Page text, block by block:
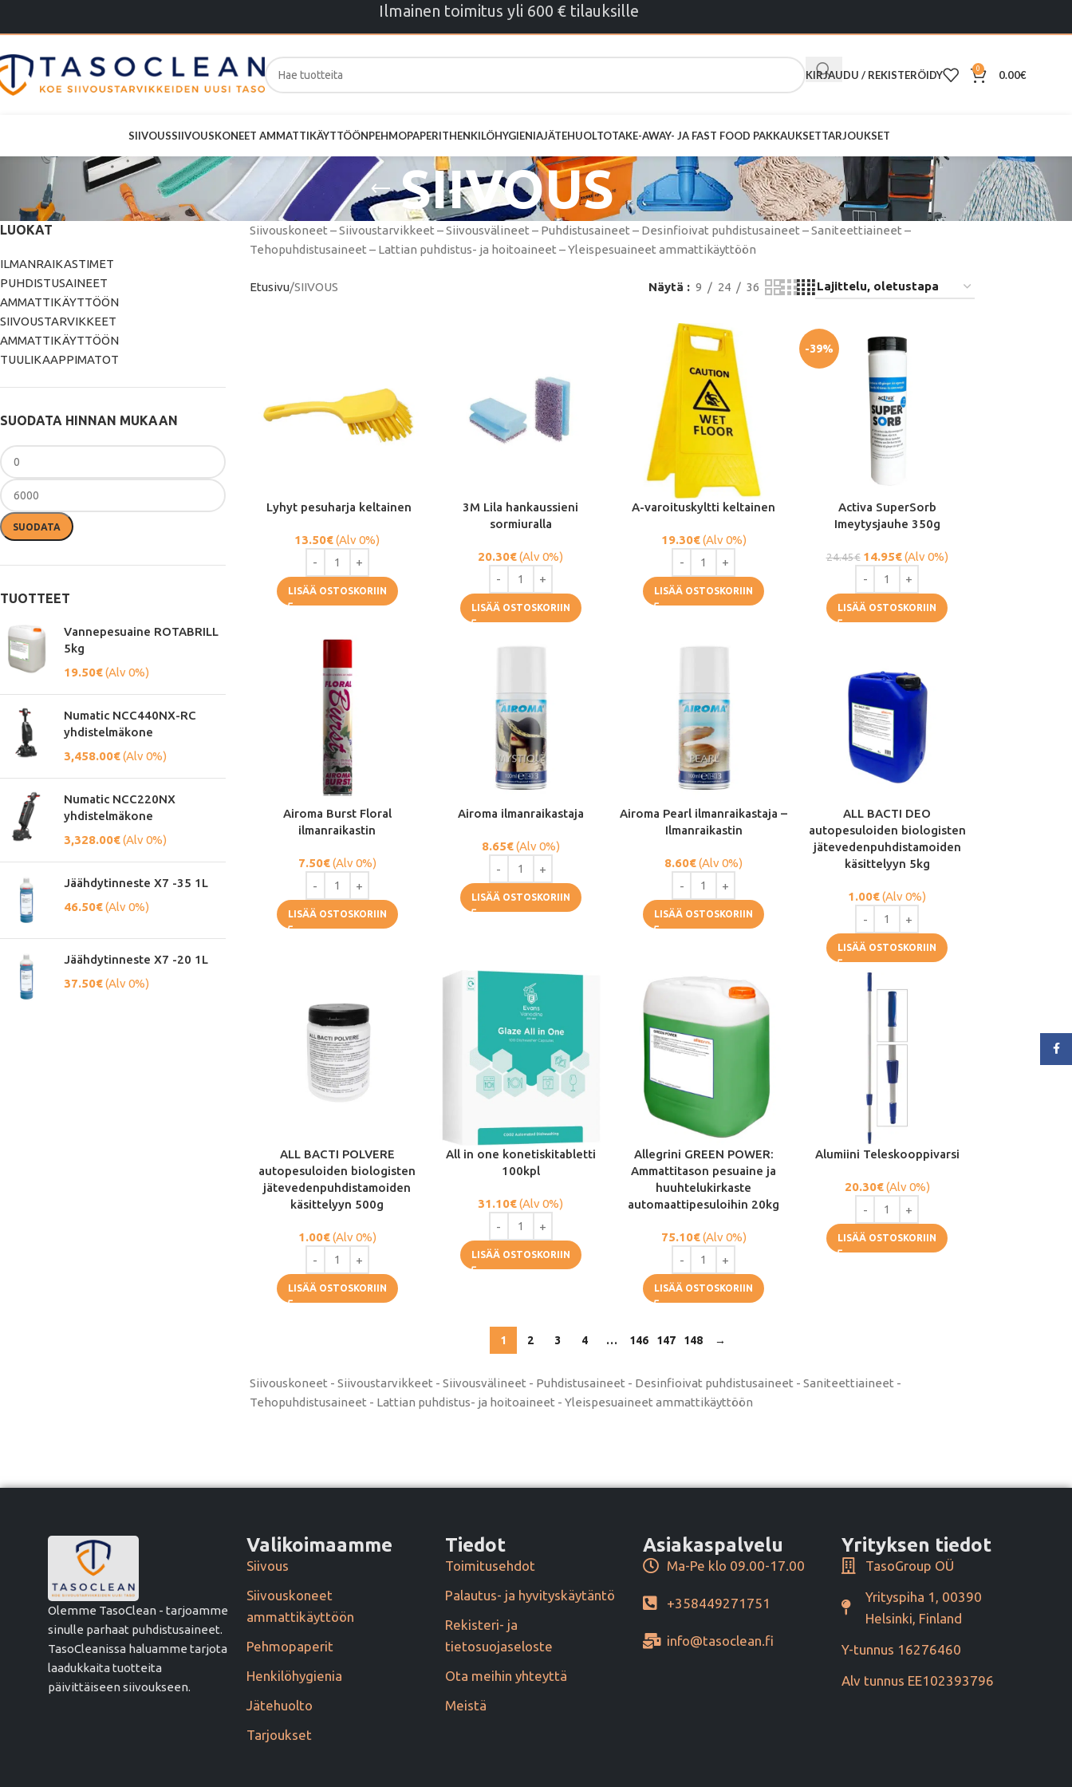
Ilmainen toimitus yli 600 € tilauksille
KIRJAUDU / REKISTERÖIDY 0 0.00€
SIIVOUSSIIVOUSKONEET AMMATTIKÄYTTÖÖNPEHMOPAPERITHENKILÖHYGIENIAJÄTEHUOLTOTAKE-AWAY- JA FAST FOOD PAKKAUKSETTARJOUKSET
SIIVOUS
LUOKAT
ILMANRAIKASTIMET
PUHDISTUSAINEET
AMMATTIKÄYTTÖÖN
SIIVOUSTARVIKKEET
AMMATTIKÄYTTÖÖN
TUULIKAAPPIMATOT
SUODATA HINNAN MUKAAN
SUODATA
TUOTTEET
Vannepesuaine ROTABRILL
5kg
19.50€(Alv 0%)
Numatic NCC440NX-RC
yhdistelmäkone
3,458.00€(Alv 0%)
Numatic NCC220NX
yhdistelmäkone
3,328.00€(Alv 0%)
Jäähdytinneste X7 -35 1L
46.50€(Alv 0%)
Jäähdytinneste X7 -20 1L
37.50€(Alv 0%)
Siivouskoneet – Siivoustarvikkeet – Siivousvälineet – Puhdistusaineet – Desinfioivat puhdistusaineet – Saniteettiaineet –
Tehopuhdistusaineet – Lattian puhdistus- ja hoitoaineet – Yleispesuaineet ammattikäyttöön
Etusivu SIIVOUS Näytä 9 24 36
Lyhyt pesuharja keltainen
13.50€(Alv 0%)
LISÄÄ OSTOSKORIIN
3M Lila hankaussieni
sormiuralla
20.30€(Alv 0%)
LISÄÄ OSTOSKORIIN
A-varoituskyltti keltainen
19.30€(Alv 0%)
LISÄÄ OSTOSKORIIN
-39%
Activa SuperSorb
Imeytysjauhe 350g
24.45€ 14.95€(Alv 0%)
LISÄÄ OSTOSKORIIN
Airoma Burst Floral
ilmanraikastin
7.50€(Alv 0%)
LISÄÄ OSTOSKORIIN
Airoma ilmanraikastaja
8.65€(Alv 0%)
LISÄÄ OSTOSKORIIN
Airoma Pearl ilmanraikastaja –
Ilmanraikastin
8.60€(Alv 0%)
LISÄÄ OSTOSKORIIN
ALL BACTI DEO
autopesuloiden biologisten
jätevedenpuhdistamoiden
käsittelyyn 5kg
1.00€(Alv 0%)
LISÄÄ OSTOSKORIIN
ALL BACTI POLVERE
autopesuloiden biologisten
jätevedenpuhdistamoiden
käsittelyyn 500g
1.00€(Alv 0%)
LISÄÄ OSTOSKORIIN
All in one konetiskitabletti
100kpl
31.10€(Alv 0%)
LISÄÄ OSTOSKORIIN
Allegrini GREEN POWER:
Ammattitason pesuaine ja
huuhtelukirkaste
automaattipesuloihin 20kg
75.10€(Alv 0%)
LISÄÄ OSTOSKORIIN
Alumiini Teleskooppivarsi
20.30€(Alv 0%)
LISÄÄ OSTOSKORIIN
1 2 3 4 … 146 147 148 →
Siivouskoneet - Siivoustarvikkeet - Siivousvälineet - Puhdistusaineet - Desinfioivat puhdistusaineet - Saniteettiaineet -
Tehopuhdistusaineet - Lattian puhdistus- ja hoitoaineet - Yleispesuaineet ammattikäyttöön
Olemme TasoClean - tarjoamme
sinulle parhaat puhdistusaineet.
TasoCleanissa haluamme tarjota
laadukkaita tuotteita
päivittäiseen siivoukseen.
Valikoimaamme
Siivous
Siivouskoneet
ammattikäyttöön
Pehmopaperit
Henkilöhygienia
Jätehuolto
Tarjoukset
Tiedot
Toimitusehdot
Palautus- ja hyvityskäytäntö
Rekisteri- ja
tietosuojaseloste
Ota meihin yhteyttä
Meistä
Asiakaspalvelu
Ma-Pe klo 09.00-17.00
+358449271751
info@tasoclean.fi
Yrityksen tiedot
TasoGroup OÜ
Yrityspiha 1, 00390
Helsinki, Finland
Y-tunnus 16276460
Alv tunnus EE102393796